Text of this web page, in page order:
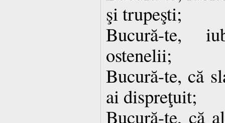
şi trupeşti;
Bucură-te,
ostenelii;
Bucură-te, că
ai dispreţuit;
Bucură-te, că